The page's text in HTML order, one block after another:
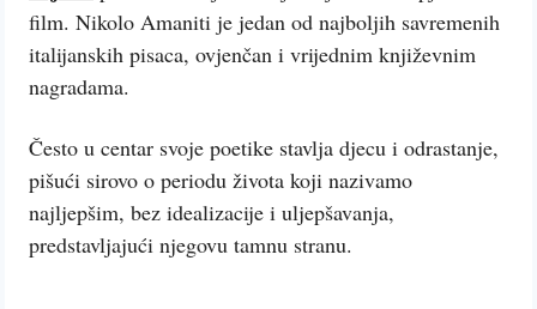
film. Nikolo Amaniti je jedan od najboljih savremenih
italijanskih pisaca, ovjenčan i vrijednim književnim
nagradama.
Često u centar svoje poetike stavlja djecu i odrastanje,
pišući sirovo o periodu života koji nazivamo
najljepšim, bez idealizacije i uljepšavanja,
predstavljajući njegovu tamnu stranu.